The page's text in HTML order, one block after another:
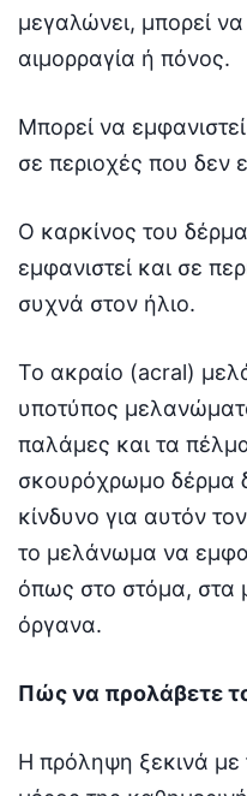
μεγαλώνει, μπορεί
αιμορραγία ή πόνος.
Μπορεί να
σε περιοχές που δεν
Ο καρκίνος του
εμφανιστεί και σε
συχνά στον ήλιο.
Το ακραίο (acral)
υποτύπος
παλάμες και τα
σκουρόχρωμο δέρμα
κίνδυνο για αυτόν
το μελάνωμα να
όπως στο στόμα, στα
όργανα.
Πώς να προλάβετε
Η πρόληψη ξεκινά με